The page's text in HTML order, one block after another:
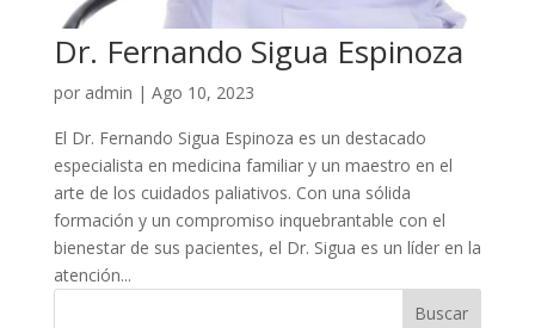
Dr. Fernando Sigua Espinoza
por admin | Ago 10, 2023
El Dr. Fernando Sigua Espinoza es un destacado
especialista en medicina familiar y un maestro en el
arte de los cuidados paliativos. Con una sólida
formación y un compromiso inquebrantable con el
bienestar de sus pacientes, el Dr. Sigua es un líder en la
atención...
Buscar